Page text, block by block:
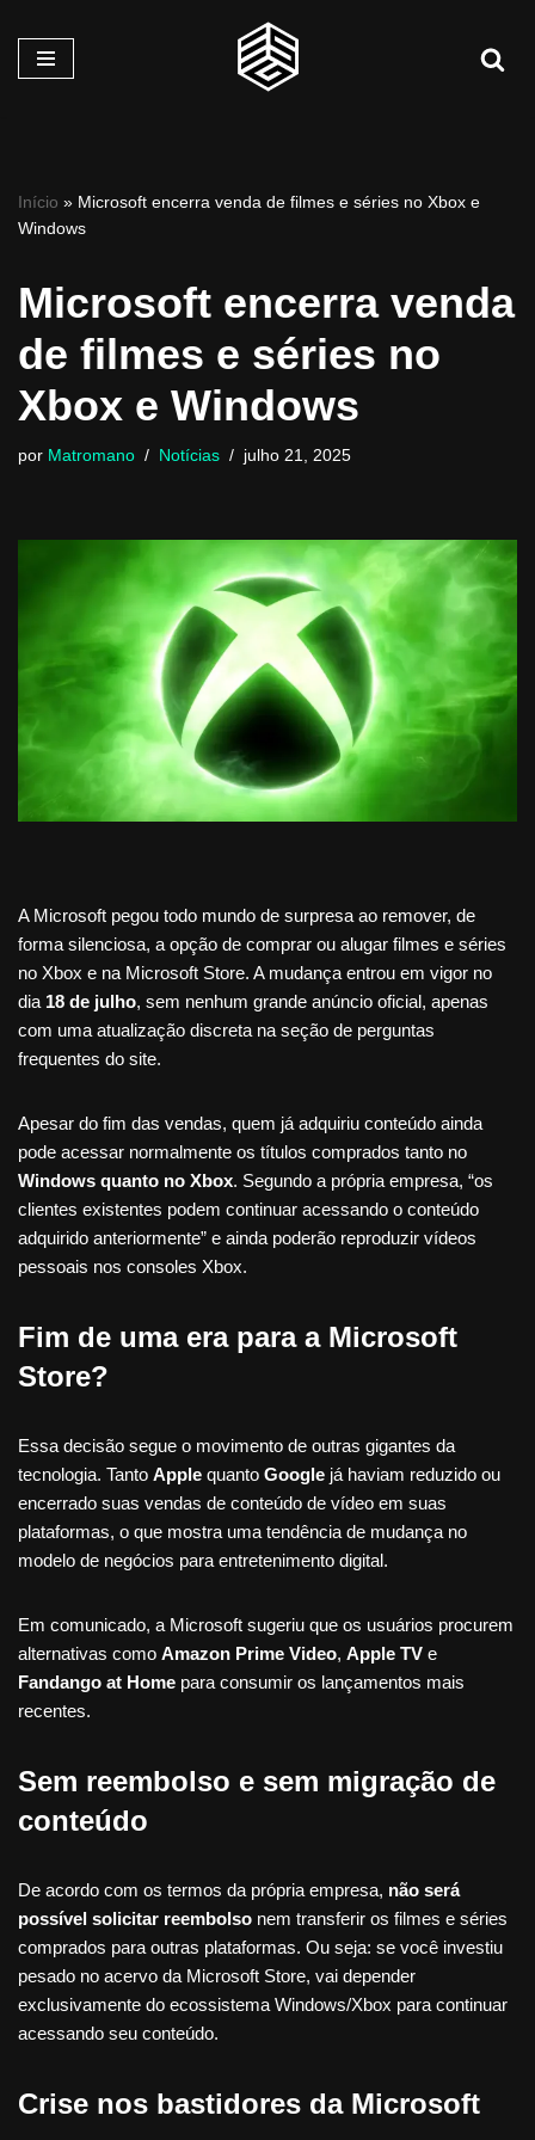
Pular
Início » Microsoft encerra venda de filmes e séries no Xbox e
Windows
Microsoft encerra venda
de filmes e séries no
Xbox e Windows
por Matromano Notícias julho 21, 2025
A Microsoft pegou todo mundo de surpresa ao remover, de
forma silenciosa, a opção de comprar ou alugar filmes e séries
no Xbox e na Microsoft Store. A mudança entrou em vigor no
dia 18 de julho, sem nenhum grande anúncio oficial, apenas
com uma atualização discreta na seção de perguntas
frequentes do site.
Apesar do fim das vendas, quem já adquiriu conteúdo ainda
pode acessar normalmente os títulos comprados tanto no
Windows quanto no Xbox. Segundo a própria empresa, “os
clientes existentes podem continuar acessando o conteúdo
adquirido anteriormente” e ainda poderão reproduzir vídeos
pessoais nos consoles Xbox.
Fim de uma era para a Microsoft
Store?
Essa decisão segue o movimento de outras gigantes da
tecnologia. Tanto Apple quanto Google já haviam reduzido ou
encerrado suas vendas de conteúdo de vídeo em suas
plataformas, o que mostra uma tendência de mudança no
modelo de negócios para entretenimento digital.
Em comunicado, a Microsoft sugeriu que os usuários procurem
alternativas como Amazon Prime Video, Apple TV e
Fandango at Home para consumir os lançamentos mais
recentes.
Sem reembolso e sem migração de
conteúdo
De acordo com os termos da própria empresa, não será
possível solicitar reembolso nem transferir os filmes e séries
comprados para outras plataformas. Ou seja: se você investiu
pesado no acervo da Microsoft Store, vai depender
exclusivamente do ecossistema Windows/Xbox para continuar
acessando seu conteúdo.
Crise nos bastidores da Microsoft